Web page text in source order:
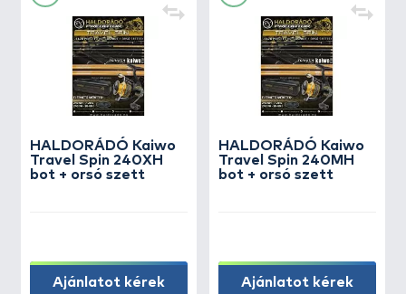
HALDORÁDÓ Kaiwo
Travel Spin 240XH
bot + orsó szett
Ajánlatot kérek
HALDORÁDÓ Kaiwo
Travel Spin 240MH
bot + orsó szett
Ajánlatot kérek